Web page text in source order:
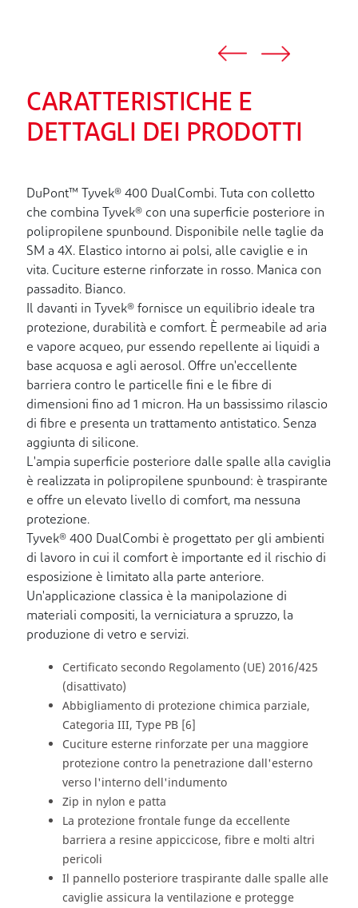
CARATTERISTICHE E
DETTAGLI DEI PRODOTTI
DuPont™ Tyvek® 400 DualCombi. Tuta con colletto
che combina Tyvek® con una superficie posteriore in
polipropilene spunbound. Disponibile nelle taglie da
SM a 4X. Elastico intorno ai polsi, alle caviglie e in
vita. Cuciture esterne rinforzate in rosso. Manica con
passadito. Bianco.
Il davanti in Tyvek® fornisce un equilibrio ideale tra
protezione, durabilità e comfort. È permeabile ad aria
e vapore acqueo, pur essendo repellente ai liquidi a
base acquosa e agli aerosol. Offre un'eccellente
barriera contro le particelle fini e le fibre di
dimensioni fino ad 1 micron. Ha un bassissimo rilascio
di fibre e presenta un trattamento antistatico. Senza
aggiunta di silicone.
L'ampia superficie posteriore dalle spalle alla caviglia
è realizzata in polipropilene spunbound: è traspirante
e offre un elevato livello di comfort, ma nessuna
protezione.
Tyvek® 400 DualCombi è progettato per gli ambienti
di lavoro in cui il comfort è importante ed il rischio di
esposizione è limitato alla parte anteriore.
Un'applicazione classica è la manipolazione di
materiali compositi, la verniciatura a spruzzo, la
produzione di vetro e servizi.
Certificato secondo Regolamento (UE) 2016/425
(disattivato)
Abbigliamento di protezione chimica parziale,
Categoria III, Type PB [6]
Cuciture esterne rinforzate per una maggiore
protezione contro la penetrazione dall'esterno
verso l'interno dell'indumento
Zip in nylon e patta
La protezione frontale funge da eccellente
barriera a resine appiccicose, fibre e molti altri
pericoli
Il pannello posteriore traspirante dalle spalle alle
caviglie assicura la ventilazione e protegge